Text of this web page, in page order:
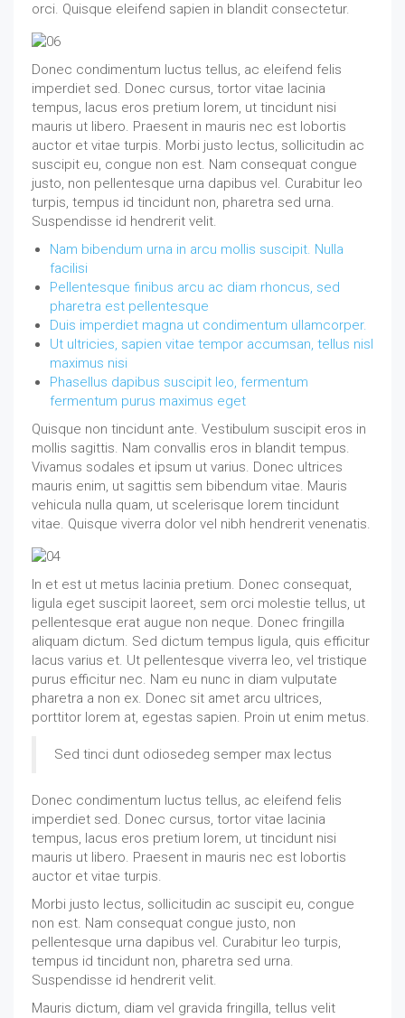
orci. Quisque eleifend sapien in blandit consectetur.
Donec condimentum luctus tellus, ac eleifend felis
imperdiet sed. Donec cursus, tortor vitae lacinia
tempus, lacus eros pretium lorem, ut tincidunt nisi
mauris ut libero. Praesent in mauris nec est lobortis
auctor et vitae turpis. Morbi justo lectus, sollicitudin ac
suscipit eu, congue non est. Nam consequat congue
justo, non pellentesque urna dapibus vel. Curabitur leo
turpis, tempus id tincidunt non, pharetra sed urna.
Suspendisse id hendrerit velit.
Nam bibendum urna in arcu mollis suscipit. Nulla
facilisi
Pellentesque finibus arcu ac diam rhoncus, sed
pharetra est pellentesque
Duis imperdiet magna ut condimentum ullamcorper.
Ut ultricies, sapien vitae tempor accumsan, tellus nisl
maximus nisi
Phasellus dapibus suscipit leo, fermentum
fermentum purus maximus eget
Quisque non tincidunt ante. Vestibulum suscipit eros in
mollis sagittis. Nam convallis eros in blandit tempus.
Vivamus sodales et ipsum ut varius. Donec ultrices
mauris enim, ut sagittis sem bibendum vitae. Mauris
vehicula nulla quam, ut scelerisque lorem tincidunt
vitae. Quisque viverra dolor vel nibh hendrerit venenatis.
In et est ut metus lacinia pretium. Donec consequat,
ligula eget suscipit laoreet, sem orci molestie tellus, ut
pellentesque erat augue non neque. Donec fringilla
aliquam dictum. Sed dictum tempus ligula, quis efficitur
lacus varius et. Ut pellentesque viverra leo, vel tristique
purus efficitur nec. Nam eu nunc in diam vulputate
pharetra a non ex. Donec sit amet arcu ultrices,
porttitor lorem at, egestas sapien. Proin ut enim metus.
Sed tinci dunt odiosedeg semper max lectus
Donec condimentum luctus tellus, ac eleifend felis
imperdiet sed. Donec cursus, tortor vitae lacinia
tempus, lacus eros pretium lorem, ut tincidunt nisi
mauris ut libero. Praesent in mauris nec est lobortis
auctor et vitae turpis.
Morbi justo lectus, sollicitudin ac suscipit eu, congue
non est. Nam consequat congue justo, non
pellentesque urna dapibus vel. Curabitur leo turpis,
tempus id tincidunt non, pharetra sed urna.
Suspendisse id hendrerit velit.
Mauris dictum, diam vel gravida fringilla, tellus velit